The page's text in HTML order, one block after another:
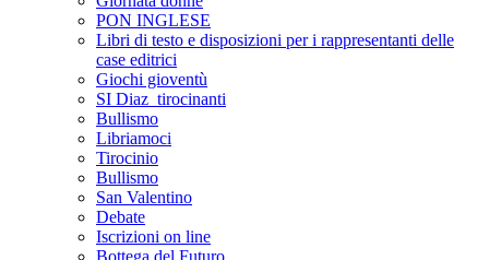
PON INGLESE
Libri di testo e disposizioni per i rappresentanti delle
case editrici
Giochi gioventù
SI Diaz_tirocinanti
Bullismo
Libriamoci
Tirocinio
Bullismo
San Valentino
Debate
Iscrizioni on line